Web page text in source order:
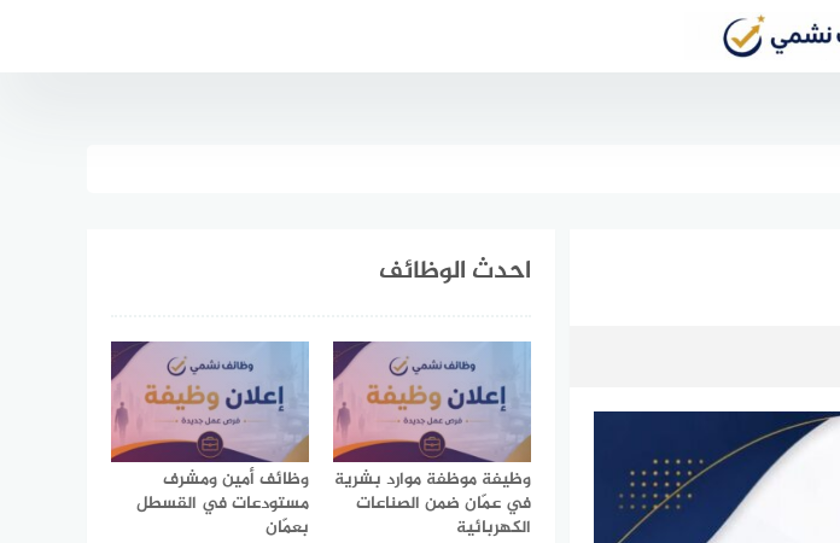
احدث الوظائف
وظيفة موظفة موارد بشرية
في عمّان ضمن الصناعات
الكهربائية
وظائف أمين ومشرف
مستودعات في القسطل
بعمّان